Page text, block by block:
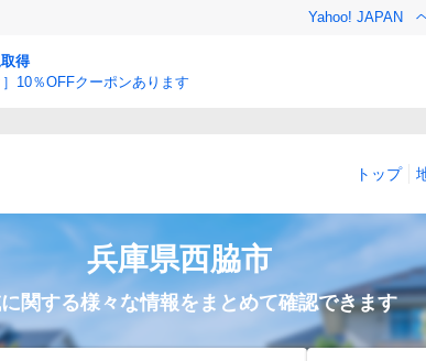
Yahoo! JAPAN
得
］10％OFFクーポンあります
トップ
兵庫県西脇市
関する様々な情報をまとめて確認できます